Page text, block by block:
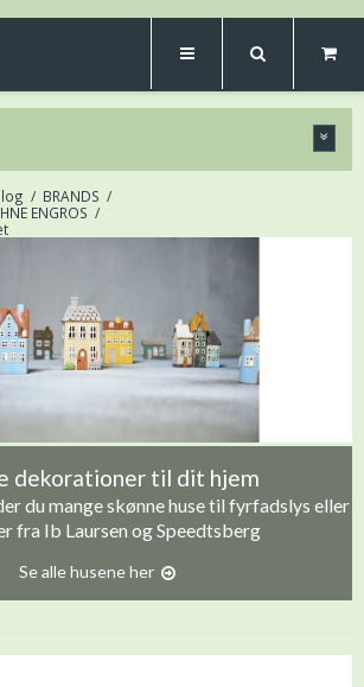
/ BRANDS /
ENGROS /
dekorationer til dit hjem
du mange skønne huse til fyrfadslys eller
fra Ib Laursen og Speedtsberg
Se alle husene her